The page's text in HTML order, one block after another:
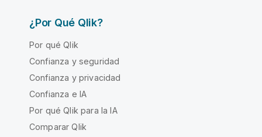
¿Por Qué Qlik?
Por qué Qlik
Confianza y seguridad
Confianza y privacidad
Confianza e IA
Por qué Qlik para la IA
Comparar Qlik